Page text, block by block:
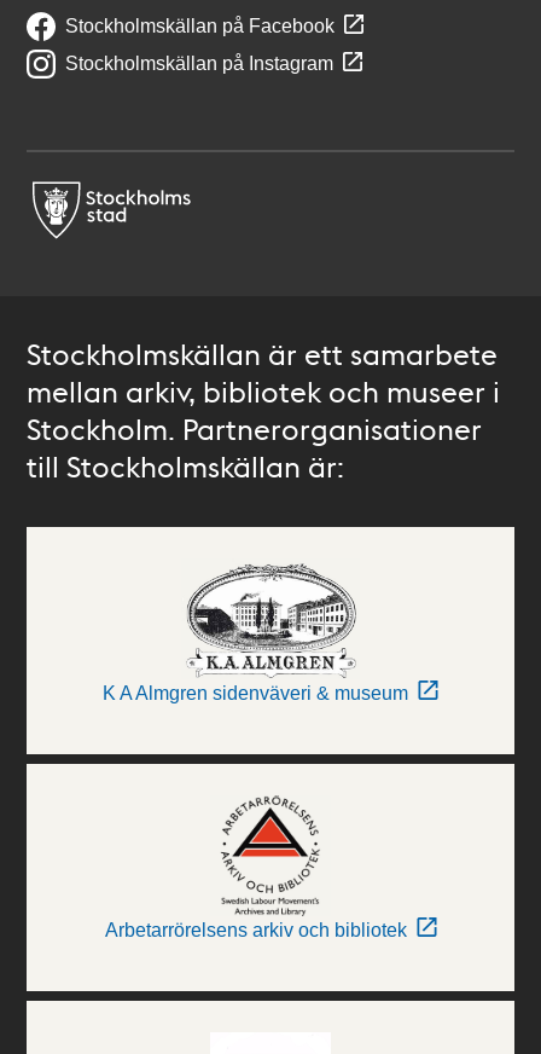
Stockholmskällan på Facebook
Stockholmskällan på Instagram
Stockholmskällan är ett samarbete
mellan arkiv, bibliotek och museer i
Stockholm. Partnerorganisationer
till Stockholmskällan är:
K A Almgren sidenväveri & museum
Arbetarrörelsens arkiv och bibliotek